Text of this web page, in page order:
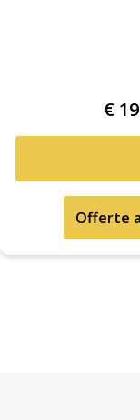
€
Offerte